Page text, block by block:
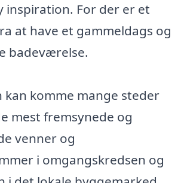
inspiration. For der er et
at have et gammeldags og
badeværelse.
komme mange steder
mest fremsynede og
venner og
i omgangskredsen og